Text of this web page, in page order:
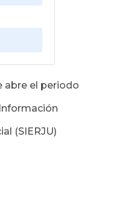
abre el periodo
(SIERJU)